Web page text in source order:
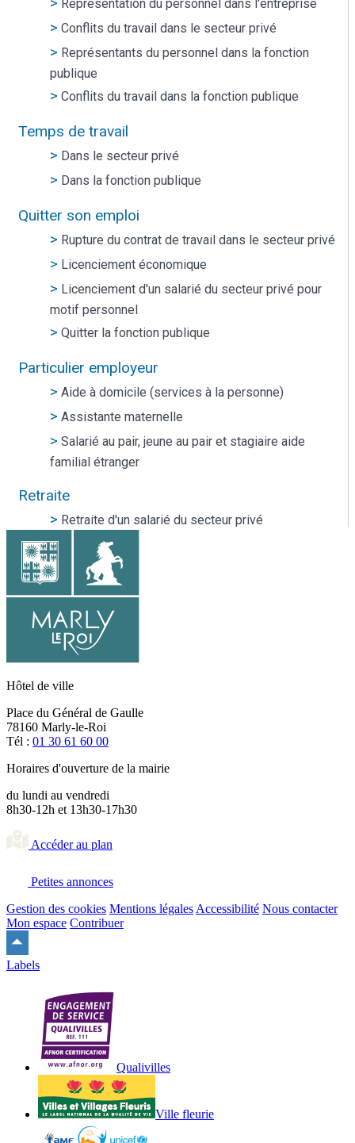
Hôtel de ville
Place du Général de Gaulle
78160 Marly-le-Roi
Tél : 01 30 61 60 00
Horaires d'ouverture de la mairie
du lundi au vendredi
8h30-12h et 13h30-17h30
Accéder au plan
Petites annonces
Gestion des cookies Mentions légalesAccessibilité Nous contacter
Mon espace Contribuer
haut
Labels
Qualivilles
Ville fleurie